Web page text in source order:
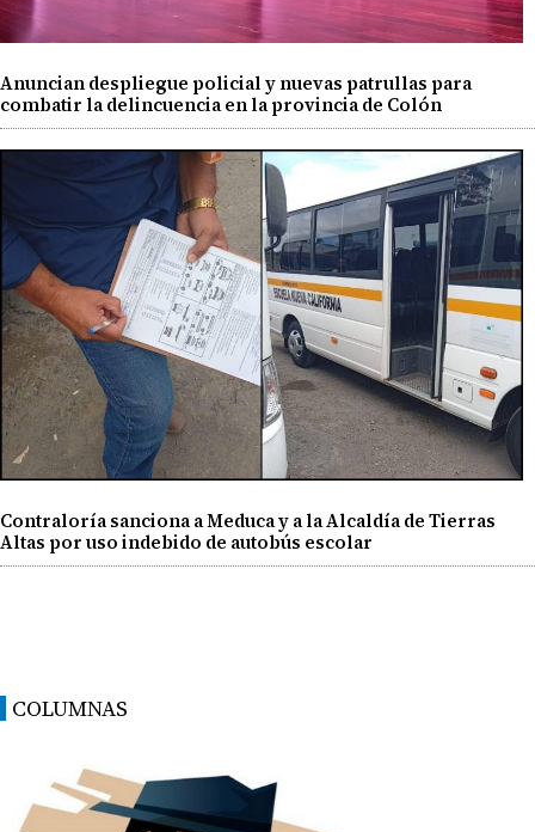
Anuncian despliegue policial y nuevas patrullas para
combatir la delincuencia en la provincia de Colón
Contraloría sanciona a Meduca y a la Alcaldía de Tierras
Altas por uso indebido de autobús escolar
COLUMNAS